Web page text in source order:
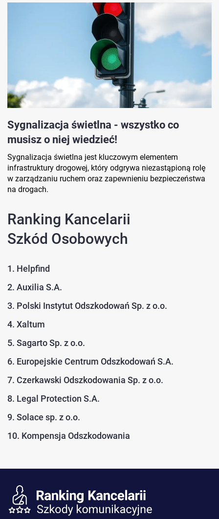
Sygnalizacja świetlna - wszystko co
musisz o niej wiedzieć!
Sygnalizacja świetlna jest kluczowym elementem
infrastruktury drogowej, który odgrywa niezastąpioną rolę
w zarządzaniu ruchem oraz zapewnieniu bezpieczeństwa
na drogach.
Ranking Kancelarii
Szkód Osobowych
1. Helpfind
2. Auxilia S.A.
3. Polski Instytut Odszkodowań Sp. z o.o.
4. Xaltum
5. Sagarto Sp. z o.o.
6. Europejskie Centrum Odszkodowań S.A.
7. Czerkawski Odszkodowania Sp. z o.o.
8. Legal Protection S.A.
9. Solace sp. z o.o.
10. Kompensja Odszkodowania